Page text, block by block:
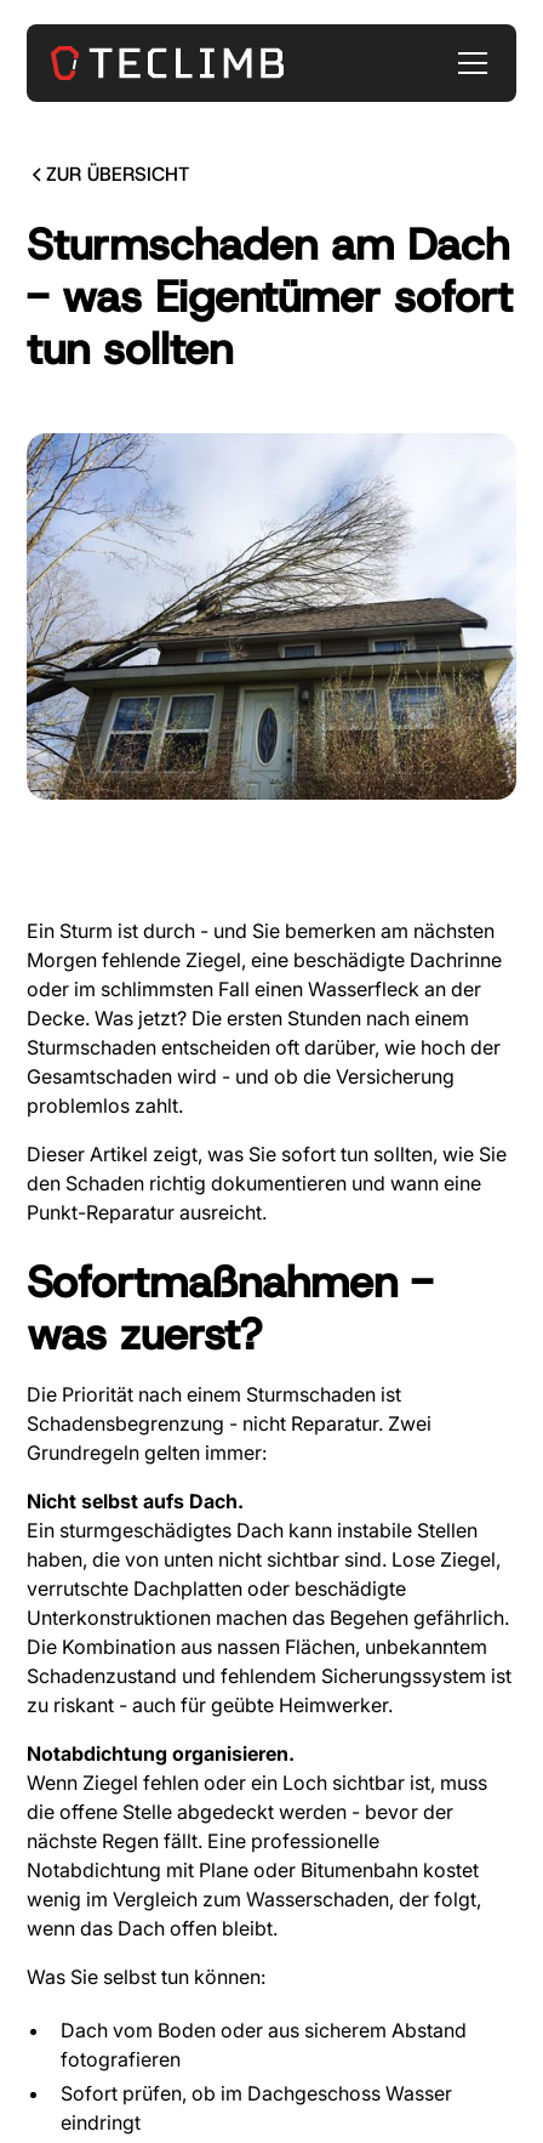
ZUR ÜBERSICHT
Sturmschaden am Dach
- was Eigentümer sofort
tun sollten
Ein Sturm ist durch - und Sie bemerken am nächsten
Morgen fehlende Ziegel, eine beschädigte Dachrinne
oder im schlimmsten Fall einen Wasserfleck an der
Decke. Was jetzt? Die ersten Stunden nach einem
Sturmschaden entscheiden oft darüber, wie hoch der
Gesamtschaden wird - und ob die Versicherung
problemlos zahlt.
Dieser Artikel zeigt, was Sie sofort tun sollten, wie Sie
den Schaden richtig dokumentieren und wann eine
Punkt-Reparatur ausreicht.
Sofortmaßnahmen -
was zuerst?
Die Priorität nach einem Sturmschaden ist
Schadensbegrenzung - nicht Reparatur. Zwei
Grundregeln gelten immer:
Nicht selbst aufs Dach.
Ein sturmgeschädigtes Dach kann instabile Stellen
haben, die von unten nicht sichtbar sind. Lose Ziegel,
verrutschte Dachplatten oder beschädigte
Unterkonstruktionen machen das Begehen gefährlich.
Die Kombination aus nassen Flächen, unbekanntem
Schadenzustand und fehlendem Sicherungssystem ist
zu riskant - auch für geübte Heimwerker.
Notabdichtung organisieren.
Wenn Ziegel fehlen oder ein Loch sichtbar ist, muss
die offene Stelle abgedeckt werden - bevor der
nächste Regen fällt. Eine professionelle
Notabdichtung mit Plane oder Bitumenbahn kostet
wenig im Vergleich zum Wasserschaden, der folgt,
wenn das Dach offen bleibt.
Was Sie selbst tun können:
Dach vom Boden oder aus sicherem Abstand
fotografieren
Sofort prüfen, ob im Dachgeschoss Wasser
eindringt